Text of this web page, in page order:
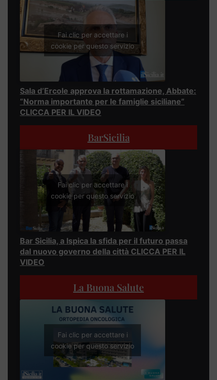
Fai clic per accettare i
cookie per questo servizio
Sala d’Ercole approva la rottamazione, Abbate:
“Norma importante per le famiglie siciliane”
CLICCA PER IL VIDEO
BarSicilia
Fai clic per accettare i
cookie per questo servizio
Bar Sicilia, a Ispica la sfida per il futuro passa
dal nuovo governo della città CLICCA PER IL
VIDEO
La Buona Salute
Fai clic per accettare i
cookie per questo servizio